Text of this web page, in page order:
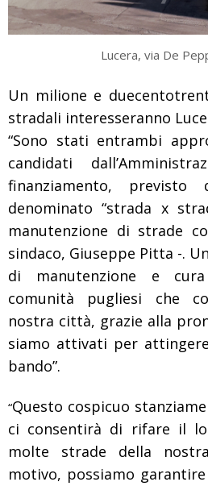
Lucera, via De
Un milione e
stradali interesseranno
“Sono stati entrambi
candidati
finanziamento, previsto
denominato “strada x
manutenzione di strade
sindaco, Giuseppe Pitta -.
di manutenzione e
comunità pugliesi che
nostra città, grazie alla
siamo attivati per
bando”.
“Questo cospicuo
ci consentirà di rifare il
molte strade della
motivo, possiamo